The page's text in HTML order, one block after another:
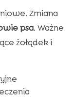
Zmiana
psa. Ważne
żołądek i